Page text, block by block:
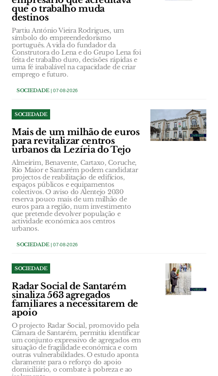
que o trabalho muda
destinos
Partiu António Vieira Rodrigues, um
símbolo do empreendedorismo
português. A vida do fundador da
Construtora do Lena e do Grupo Lena foi
feita de trabalho duro, decisões rápidas e
uma fé inabalável na capacidade de criar
emprego e futuro.
SOCIEDADE| 07-08-2026
SOCIEDADE
Mais de um milhão de euros
para revitalizar centros
urbanos da Lezíria do Tejo
Almeirim, Benavente, Cartaxo, Coruche,
Rio Maior e Santarém podem candidatar
projectos de reabilitação de edifícios,
espaços públicos e equipamentos
colectivos. O aviso do Alentejo 2030
reserva pouco mais de um milhão de
euros para a região, num investimento
que pretende devolver população e
actividade económica aos centros
urbanos.
SOCIEDADE| 07-08-2026
SOCIEDADE
Radar Social de Santarém
sinaliza 563 agregados
familiares a necessitarem de
apoio
O projecto Radar Social, promovido pela
Câmara de Santarém, permitiu identificar
um conjunto expressivo de agregados em
situação de fragilidade económica e com
outras vulnerabilidades. O estudo aponta
claramente para o reforço do apoio
domiciliário, o combate à pobreza e ao